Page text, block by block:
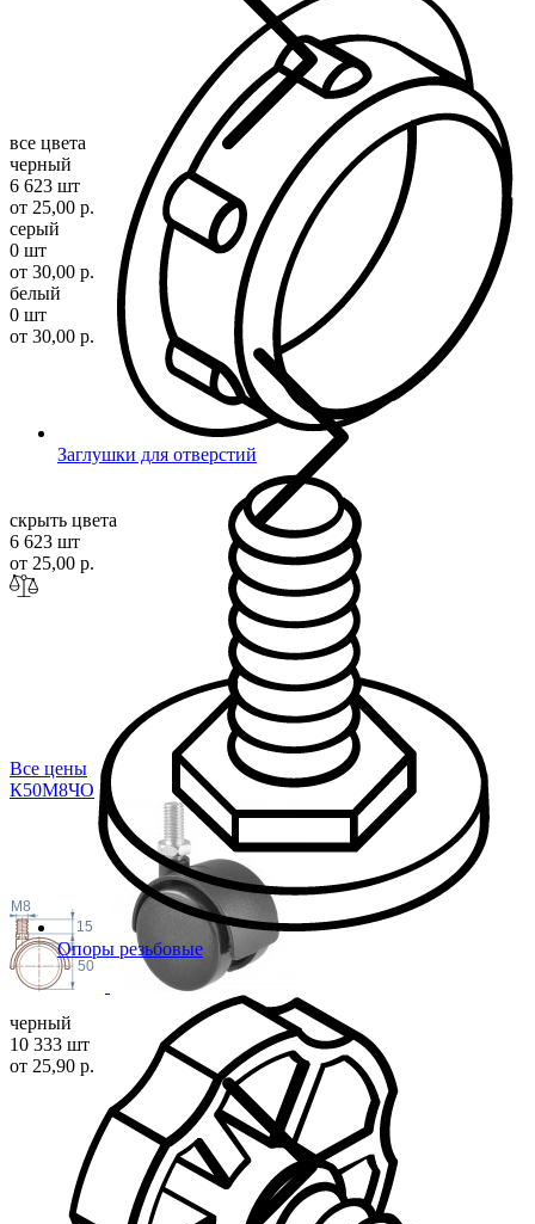
Заглушки для отверстий
Опоры резьбовые
все цвета
черный
6 623 шт
от 25,00 р.
серый
0 шт
от 30,00 р.
белый
0 шт
от 30,00 р.
скрыть цвета
6 623 шт
от 25,00 р.
Все цены
К50М8ЧО
M8
50
15
черный
10 333 шт
от 25,90 р.